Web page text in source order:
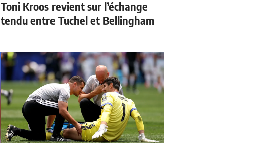
Toni Kroos revient sur l’échange
tendu entre Tuchel et Bellingham